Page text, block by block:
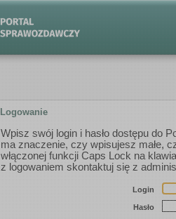
Logowanie
Wpisz swój login i hasło dostępu do
ma znaczenie, czy wpisujesz małe,
włączonej funkcji Caps Lock na
z logowaniem skontaktuj się z
Login
Hasło